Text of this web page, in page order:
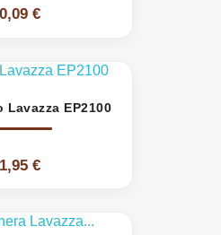
0,09 €
Lavazza EP2100
1,95 €